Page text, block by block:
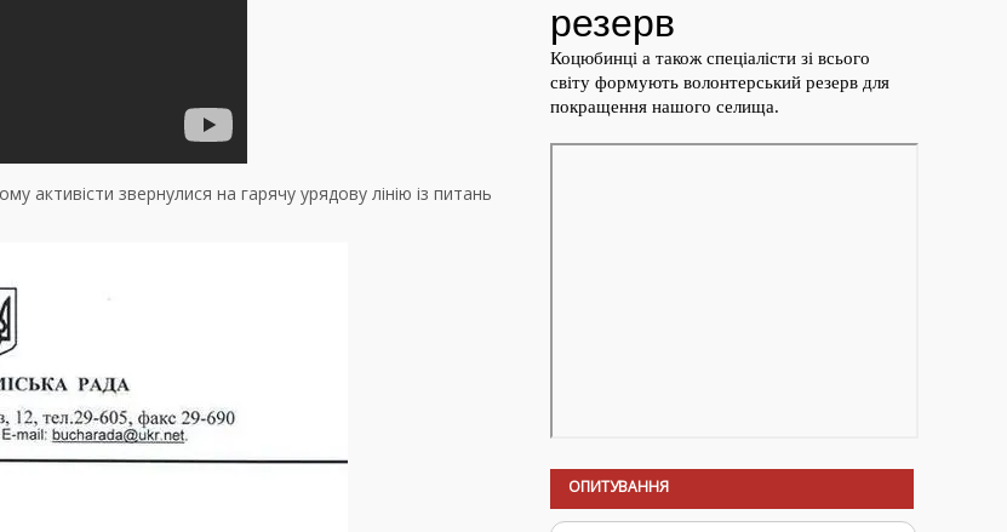
активісти звернулися на гарячу урядову лінію із питань
ОПИТУВАННЯ